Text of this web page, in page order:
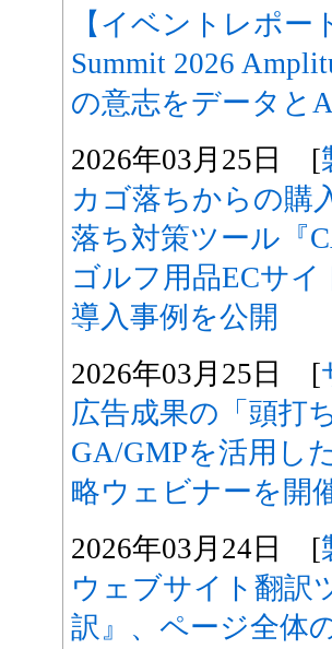
【イベントレポー
Summit 2026
の意志をデータと
2026年03月25日 [
カゴ落ちからの購
落ち対策ツール『
ゴルフ用品ECサ
導入事例を公開
2026年03月25日 [
広告成果の「頭打
GA/GMPを活用し
略ウェビナーを開
2026年03月24日 [
ウェブサイト翻訳
訳』、ページ全体